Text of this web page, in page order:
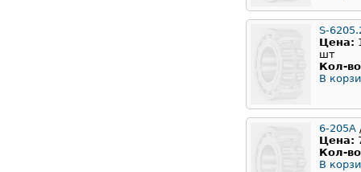
S-
Цена:
шт
Кол-
В
6-205A
Цена:
Кол-
В